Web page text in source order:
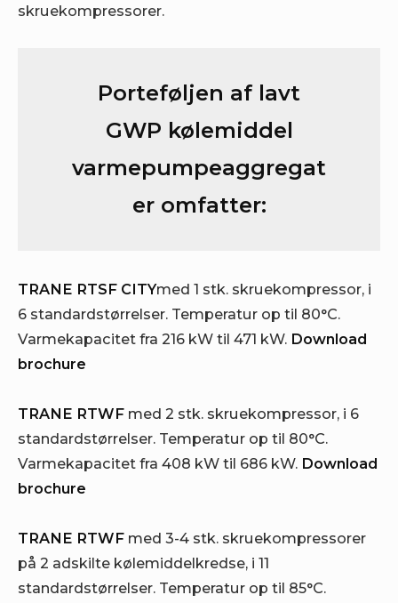
skruekompressorer.
Porteføljen af lavt
GWP kølemiddel
varmepumpeaggregat
er omfatter:
TRANE RTSF CITYmed 1 stk. skruekompressor, i
6 standardstørrelser. Temperatur op til 80°C.
Varmekapacitet fra 216 kW til 471 kW. Download
brochure
TRANE RTWF med 2 stk. skruekompressor, i 6
standardstørrelser. Temperatur op til 80°C.
Varmekapacitet fra 408 kW til 686 kW. Download
brochure
TRANE RTWF med 3-4 stk. skruekompressorer
på 2 adskilte kølemiddelkredse, i 11
standardstørrelser. Temperatur op til 85°C.